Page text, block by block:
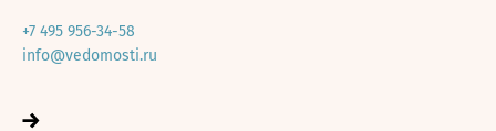
+7 495 956-34-58
info@vedomosti.ru